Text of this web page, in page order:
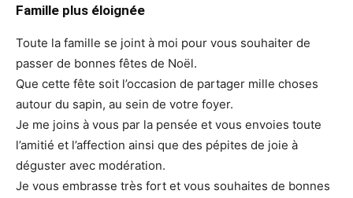
Famille plus éloignée
Toute la famille se joint à moi pour vous souhaiter de
passer de bonnes fêtes de Noël.
Que cette fête soit l’occasion de partager mille choses
autour du sapin, au sein de votre foyer.
Je me joins à vous par la pensée et vous envoies toute
l’amitié et l’affection ainsi que des pépites de joie à
déguster avec modération.
Je vous embrasse très fort et vous souhaites de bonnes